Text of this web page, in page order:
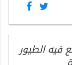
فيه الطيور